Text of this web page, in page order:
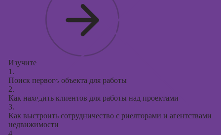
Изучите
1.
Поиск первого объекта для работы
2.
Как находить клиентов для работы над проектами
3.
Как выстроить сотрудничество с риелторами и агентствами
недвижимости
4.